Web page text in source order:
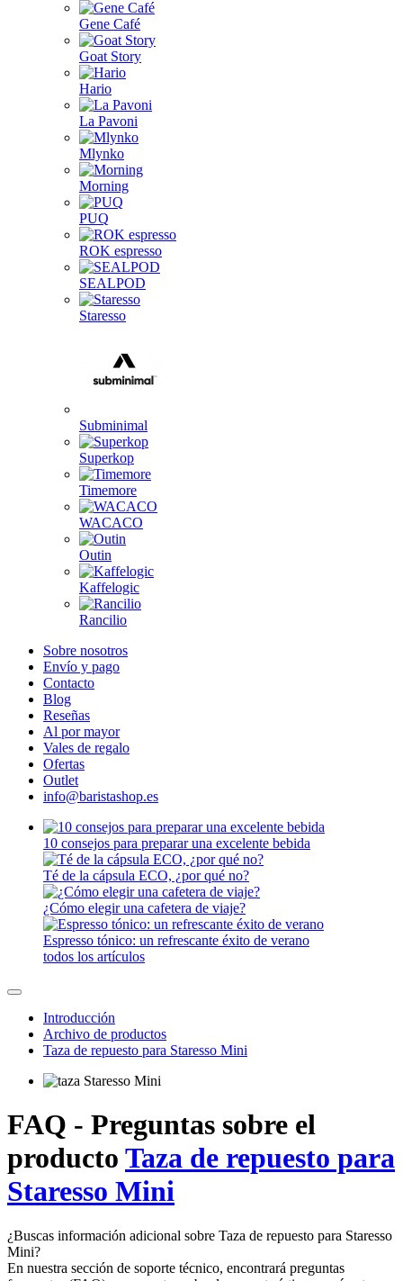
Gene Café
Goat Story
Hario
La Pavoni
Mlynko
Morning
PUQ
ROK espresso
SEALPOD
Staresso
Subminimal
Superkop
Timemore
WACACO
Outin
Kaffelogic
Rancilio
Sobre nosotros
Envío y pago
Contacto
Blog
Reseñas
Al por mayor
Vales de regalo
Ofertas
Outlet
info@baristashop.es
10 consejos para preparar una excelente bebida
Té de la cápsula ECO, ¿por qué no?
¿Cómo elegir una cafetera de viaje?
Espresso tónico: un refrescante éxito de verano
todos los artículos
Introducción
Archivo de productos
Taza de repuesto para Staresso Mini
FAQ - Preguntas sobre el
producto Taza de repuesto para
Staresso Mini
¿Buscas información adicional sobre Taza de repuesto para Staresso
Mini?
En nuestra sección de soporte técnico, encontrará preguntas